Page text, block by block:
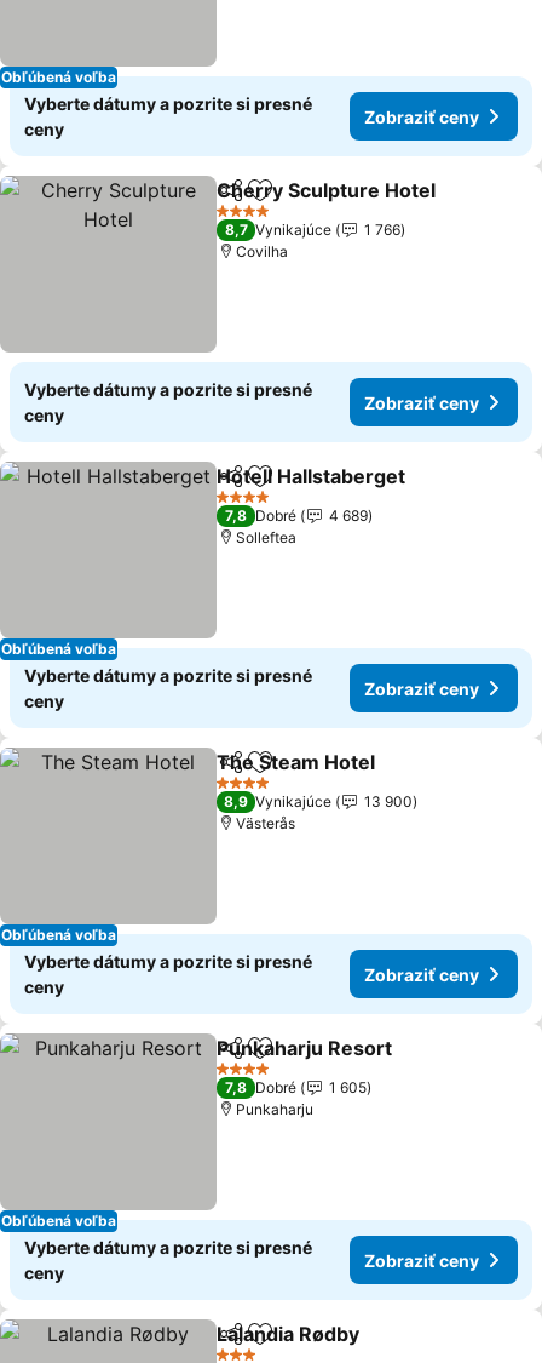
Obľúbená voľba
Vyberte dátumy a pozrite si presné
ceny
Zobraziť ceny
ZdieľaťPridať do obľúbených
Cherry Sculpture Hotel
4 Počet hviezdičiek
8,7 Vynikajúce
1 766
Covilha
Vyberte dátumy a pozrite si presné
ceny
Zobraziť ceny
Obľúbená voľba
ZdieľaťPridať do obľúbených
Hotell Hallstaberget
4 Počet hviezdičiek
7,8 Dobré
4 689
Solleftea
Vyberte dátumy a pozrite si presné
ceny
Zobraziť ceny
Obľúbená voľba
ZdieľaťPridať do obľúbených
The Steam Hotel
4 Počet hviezdičiek
8,9 Vynikajúce
13 900
Västerås
Vyberte dátumy a pozrite si presné
ceny
Zobraziť ceny
Obľúbená voľba
ZdieľaťPridať do obľúbených
Punkaharju Resort
4 Počet hviezdičiek
7,8 Dobré
1 605
Punkaharju
Vyberte dátumy a pozrite si presné
ceny
Zobraziť ceny
ZdieľaťPridať do obľúbených
Lalandia Rødby